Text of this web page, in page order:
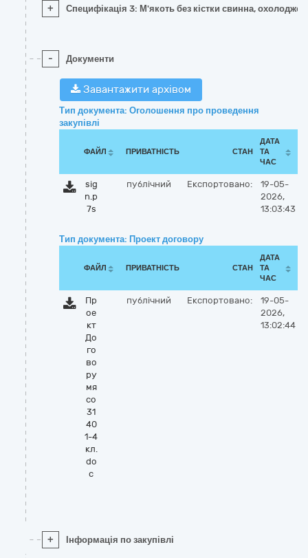
+ Специфікація 3: М'якоть без кістки свинна,
- Документи
Завантажити архівом
Тип документа: Оголошення про проведення
закупівлі
ФАЙЛ ПРИВАТНІСТЬ СТАН
ДАТА
ТА
ЧАС
sig
n.p
7s
публічний Експортовано:
19-05-
2026,
13:03:43
Тип документа: Проект договору
ФАЙЛ ПРИВАТНІСТЬ СТАН
ДАТА
ТА
ЧАС
Пр
ое
кт
До
го
во
ру
мя
со
31
40
1-4
кл.
do
c
публічний Експортовано:
19-05-
2026,
13:02:44
+ Інформація по закупівлі